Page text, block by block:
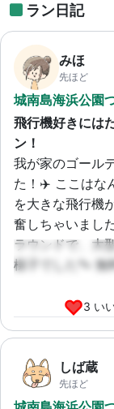
ラン日記
みほ
先ほど
城南島海浜公園
飛行機好きには
ン！
我が家のゴール
た！✈️ ここはな
を大きな飛行機
奮しちゃいまし
ラウンドで、大
様子でした🐾 無
てて安心です。
歩も気持ちいい
3 い
しば蔵
先ほど